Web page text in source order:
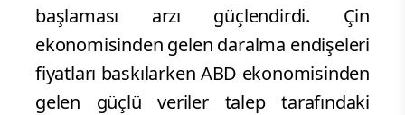
başlaması arzı güçlendirdi. Çin
ekonomisinden gelen daralma endişeleri
fiyatları baskılarken ABD ekonomisinden
gelen güçlü veriler talep tarafındaki